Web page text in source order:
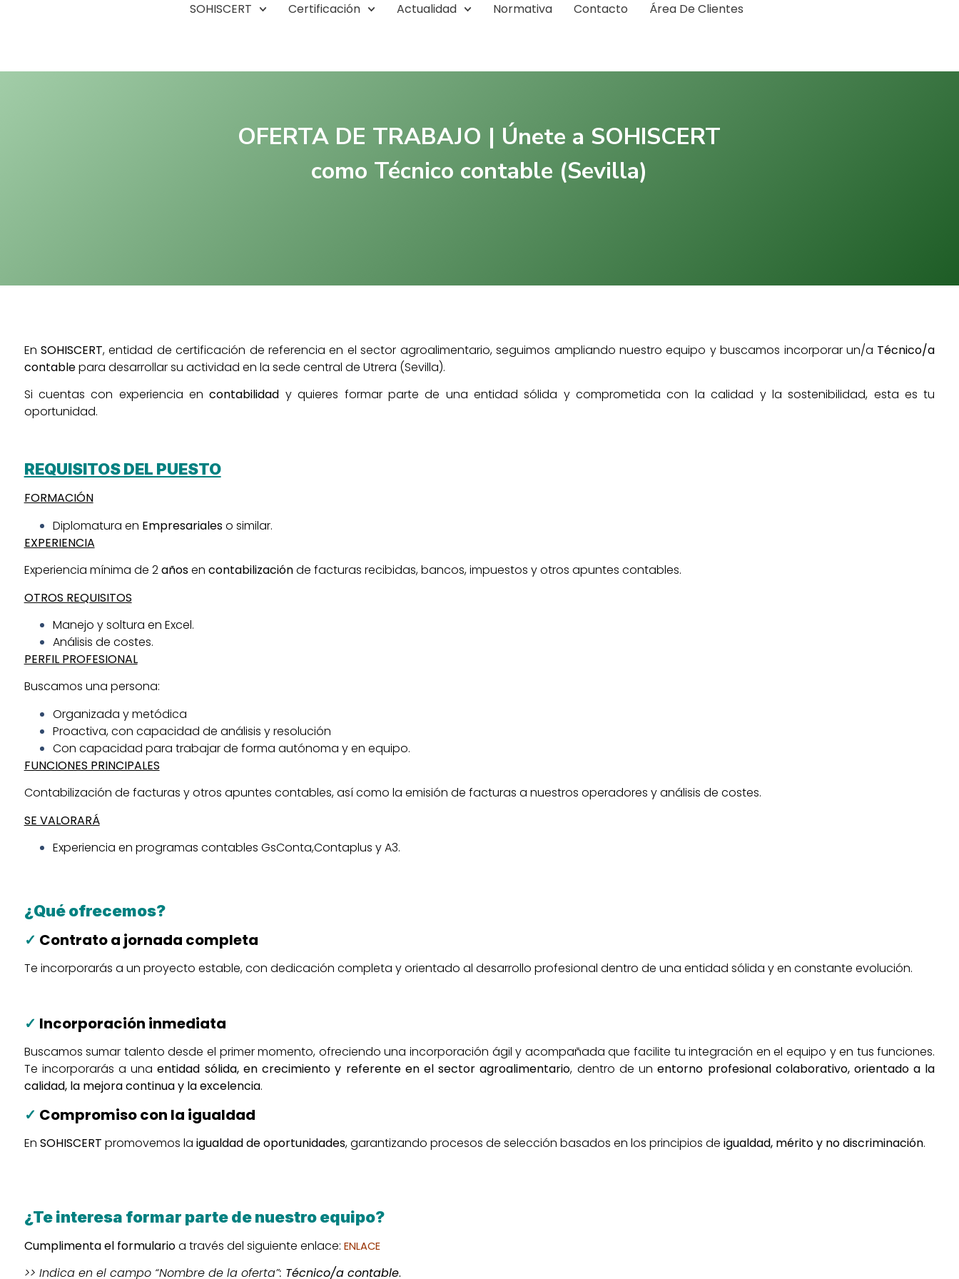
SOHISCERT Certificación Actualidad Normativa Contacto Área De Clientes
OFERTA DE TRABAJO | Únete a SOHISCERT
como Técnico contable (Sevilla)
EnSOHISCERT, entidad de certificación de referencia en el sector agroalimentario, seguimos ampliando nuestro equipo y buscamos incorporar un/a Técnico/a
contablepara desarrollar su actividad en la sede central de Utrera (Sevilla).
Si cuentas con experiencia encontabilidad y quieres formar parte de una entidad sólida y comprometida con la calidad y la sostenibilidad, esta es tu
oportunidad.
REQUISITOS DEL PUESTO
FORMACIÓN
Diplomatura en Empresarialeso similar.
EXPERIENCIA
Experiencia mínima de 2añosen contabilizaciónde facturas recibidas, bancos, impuestos y otros apuntes contables.
OTROS REQUISITOS
Manejo y soltura en Excel.
Análisis de costes.
PERFIL PROFESIONAL
Buscamos una persona:
Organizada y metódica
Proactiva, con capacidad de análisis y resolución
Con capacidad para trabajar de forma autónoma y en equipo.
FUNCIONES PRINCIPALES
Contabilización de facturas y otros apuntes contables, así como la emisión de facturas a nuestros operadores y análisis de costes.
SE VALORARÁ
Experiencia en programas contables GsConta,Contaplus y A3.
¿Qué ofrecemos?
✓ Contrato a jornada completa
Te incorporarás a un proyecto estable, con dedicación completa y orientado al desarrollo profesional dentro de una entidad sólida y en constante evolución.
✓ Incorporación inmediata
Buscamos sumar talento desde el primer momento, ofreciendo una incorporación ágil y acompañada que facilite tu integración en el equipo y en tus funciones.
Te incorporarás a unaentidad sólida, en crecimiento y referente en el sector agroalimentario, dentro de unentorno profesional colaborativo, orientado a la
calidad, la mejora continua y la excelencia.
✓ Compromiso con la igualdad
En SOHISCERT promovemos la igualdad de oportunidades, garantizando procesos de selección basados en los principios de igualdad, mérito y no discriminación.
¿Te interesa formar parte de nuestro equipo?
Cumplimenta el formularioa través del siguiente enlace: ENLACE
>> Indica en el campo “Nombre de la oferta”: Técnico/a contable.